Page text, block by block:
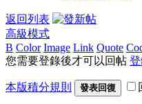
返回列表
高級模式
B Color Image Link Quote
您需要登錄後才可以回帖
本版積分規則 發表回復